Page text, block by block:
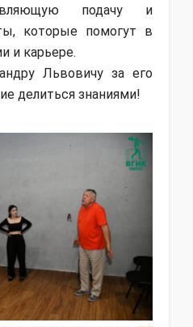
подачу и
которые помогут в
и карьере.
Львовичу за его
делиться знаниями!